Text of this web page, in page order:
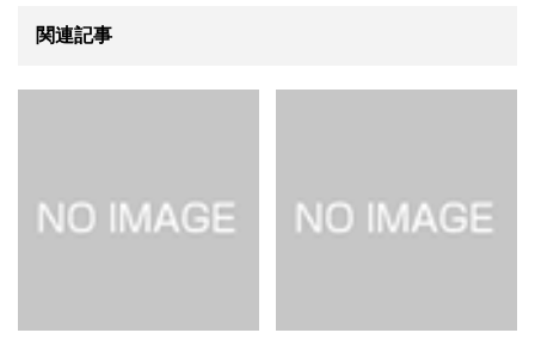
関連記事